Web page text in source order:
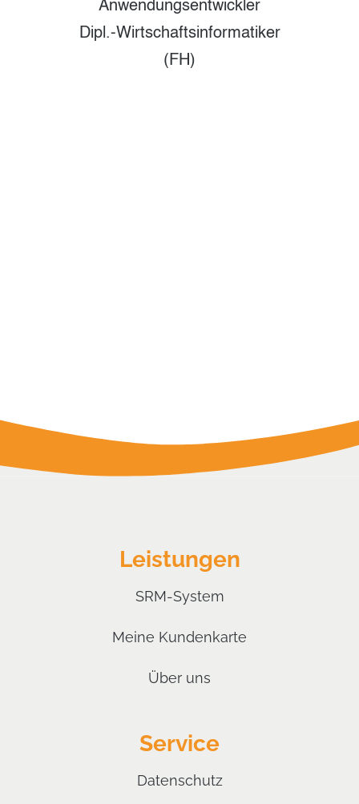
Anwendungsentwickler
Dipl.-Wirtschaftsinformatiker
(FH)
Leistungen
SRM-System
Meine Kundenkarte
Über uns
Service
Datenschutz